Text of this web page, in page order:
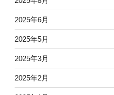
2025年6月
2025年5月
2025年3月
2025年2月